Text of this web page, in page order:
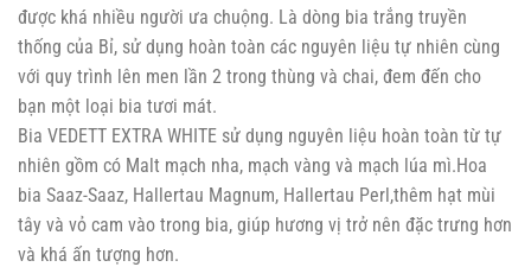
được khá nhiều người ưa chuộng. Là dòng bia trắng truyền
thống của Bỉ, sử dụng hoàn toàn các nguyên liệu tự nhiên cùng
với quy trình lên men lần 2 trong thùng và chai, đem đến cho
bạn một loại bia tươi mát.
Bia VEDETT EXTRA WHITE sử dụng nguyên liệu hoàn toàn từ tự
nhiên gồm có Malt mạch nha, mạch vàng và mạch lúa mì.Hoa
bia Saaz-Saaz, Hallertau Magnum, Hallertau Perl,thêm hạt mùi
tây và vỏ cam vào trong bia, giúp hương vị trở nên đặc trưng hơn
và khá ấn tượng hơn.